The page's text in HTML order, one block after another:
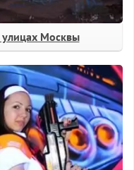
Москвы